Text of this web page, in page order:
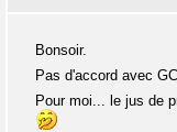
Bonsoir.
Pas d'accord avec
Pour moi... le jus de